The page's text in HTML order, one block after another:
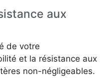
aux
de votre
et la résistance aux
non-négligeables.